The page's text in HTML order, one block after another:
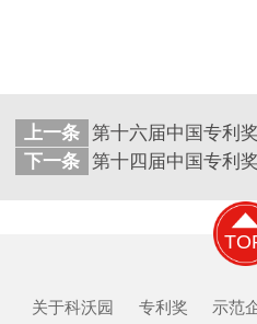
上一条 第十六届中国专利
下一条 第十四届中国专利
关于科沃园 专利奖 示范